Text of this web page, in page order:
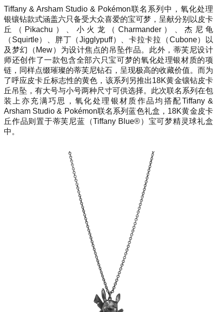
Tiffany & Arsham Studio & Pokémon联名系列中，氧化处理
银镶钻款式涵盖六只备受大众喜爱的宝可梦，呈献分别以皮卡
丘（Pikachu）、小火龙（Charmander）、杰尼龟
（Squirtle）、胖丁（Jigglypuff）、卡拉卡拉（Cubone）以
及梦幻（Mew）为设计焦点的吊坠作品。此外，蒂芙尼设计
师还创作了一款包含全部六只宝可梦的氧化处理银材质的项
链，同样点缀璀璨的蒂芙尼钻石，呈现极高的收藏价值。而为
了呼应皮卡丘标志性的黄色，该系列另推出18K黄金镶钻皮卡
丘吊坠，有大号与小号两种尺寸可供选择。此次联名系列在包
装上亦充满巧思，氧化处理银材质作品均搭配Tiffany &
Arsham Studio & Pokémon联名系列蓝色礼盒，18K黄金皮卡
丘作品则置于蒂芙尼蓝（Tiffany Blue®）宝可梦精灵球礼盒
中。